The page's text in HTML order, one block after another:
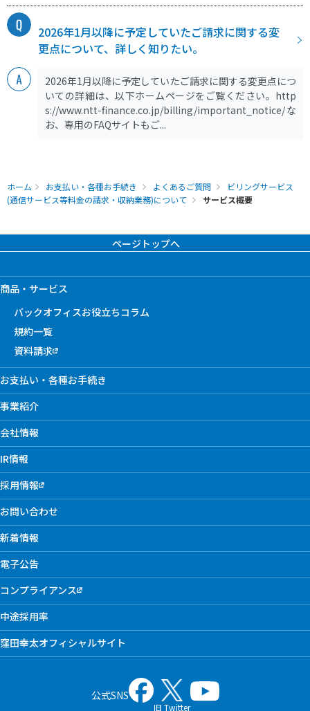
2026年1月以降に予定していたご請求に関する変
更点について、詳しく知りたい。
2026年1月以降に予定していたご請求に関する変更点につ
いての詳細は、以下ホームページをご覧ください。http
s://www.ntt-finance.co.jp/billing/important_notice/な
お、専用のFAQサイトもご...
ホーム お支払い・各種お手続き よくあるご質問
ビリングサービス
(通信サービス等料金の請求・収納業務)について
サービス概要
ページトップへ
商品・サービス
バックオフィスお役立ちコラム
規約一覧
資料請求
お支払い・各種お手続き
事業紹介
会社情報
IR情報
採用情報
お問い合わせ
新着情報
電子公告
コンプライアンス
中途採用率
窪田幸太オフィシャルサイト
公式SNS
旧 Twitter